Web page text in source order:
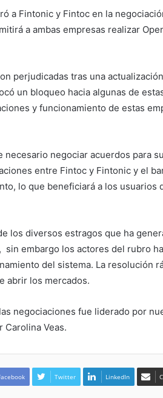
a Fintonic y Fintoc en la
a ambas empresas realizar
perjudicadas tras una
un bloqueo hacia algunas de
y funcionamiento de estas
necesario negociar acuerdos para
entre Fintoc y Fintonic y el
lo que beneficiará a los usuarios
los diversos estragos que ha
sin embargo los actores del rubro
del sistema. La resolución
abrir los mercados.
negociaciones fue liderado por
Carolina Veas.
Twitter LinkedIn